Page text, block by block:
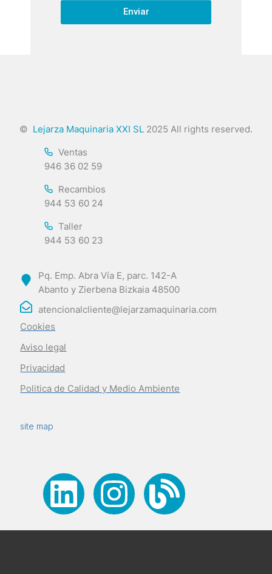
Enviar
© Lejarza Maquinaria XXI SL 2025 All rights reserved.
Ventas
946 36 02 59
Recambios
944 53 60 24
Taller
944 53 60 23
Pq. Emp. Abra Vía E, parc. 142-A
Abanto y Zierbena Bizkaia 48500
atencionalcliente@lejarzamaquinaria.com
Cookies
Aviso legal
Privacidad
Politica de Calidad y Medio Ambiente
site map